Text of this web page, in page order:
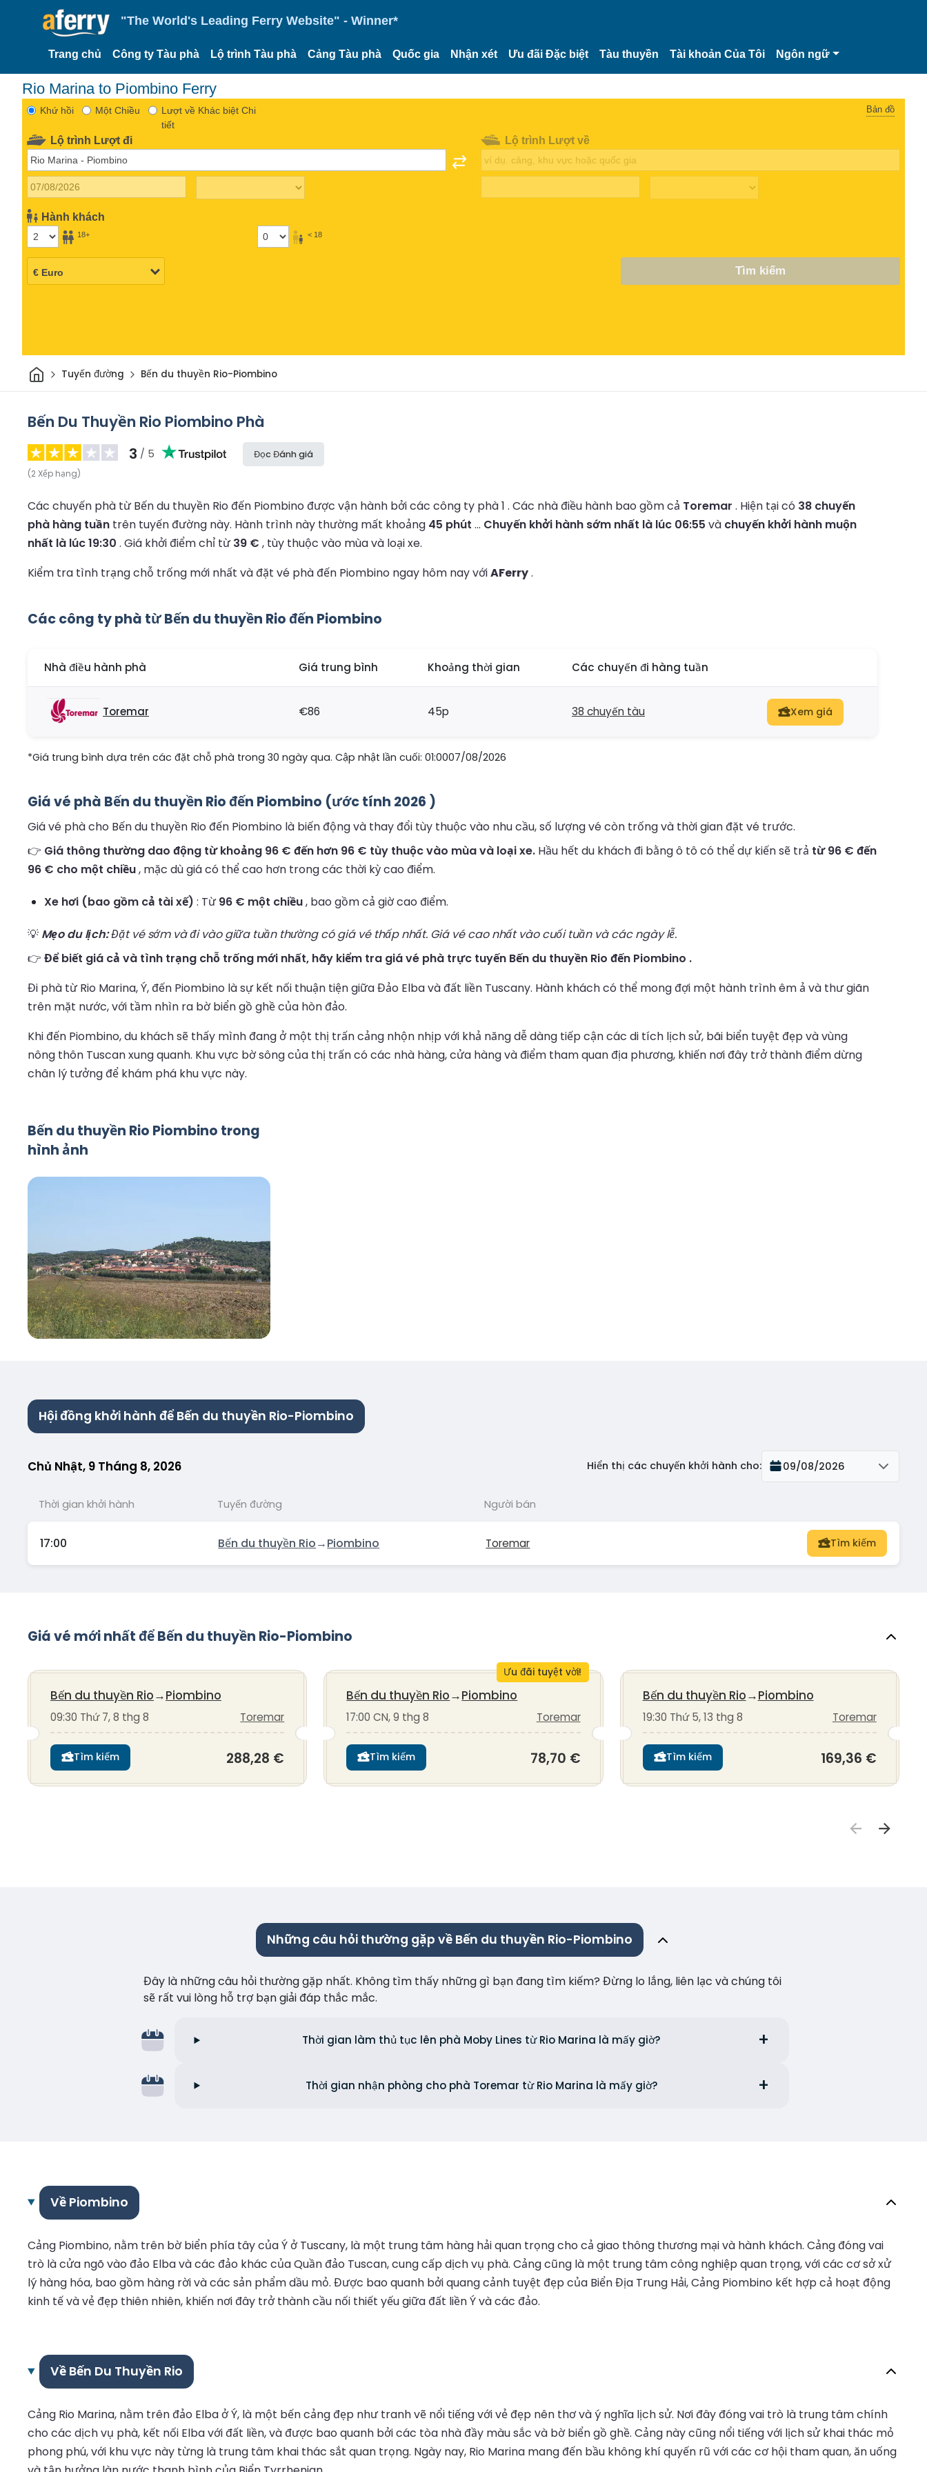
"The World's Leading Ferry Website" - Winner*
Trang chủ Công ty Tàu phà Lộ trình Tàu phà Cảng Tàu phà Quốc gia Nhận xét Ưu đãi Đặc biệt Tàu thuyền Tài khoản Của Tôi Ngôn ngữ
Rio Marina to Piombino Ferry
Khứ hồi Một Chiều
Lượt về Khác biệt Chi
tiết
Bản đồ
Lộ trình Lượt đi
Hành khách
18+ < 18
Lộ trình Lượt về
Tìm kiếm
Trang chủ
Tuyến đường Bến du thuyền Rio-Piombino
Bến Du Thuyền Rio Piombino Phà
3 / 5
(2Xếp hạng)
Đọc Đánh giá
Các chuyến phà từ Bến du thuyền Rio đến Piombino được vận hành bởi các công ty phà 1 . Các nhà điều hành bao gồm cả Toremar . Hiện tại có 38 chuyến
phà hàng tuần trên tuyến đường này. Hành trình này thường mất khoảng 45 phút ... Chuyến khởi hành sớm nhất là lúc 06:55 và chuyến khởi hành muộn
nhất là lúc 19:30 . Giá khởi điểm chỉ từ39 € , tùy thuộc vào mùa và loại xe.
Kiểm tra tình trạng chỗ trống mới nhất và đặt vé phà đến Piombino ngay hôm nay vớiAFerry.
Các công ty phà từ Bến du thuyền Rio đến Piombino
Nhà điều hành phà Giá trung bình Khoảng thời gian Các chuyến đi hàng tuần
Toremar €86 45p 38 chuyến tàu Xem giá
*Giá trung bình dựa trên các đặt chỗ phà trong 30 ngày qua. Cập nhật lần cuối: 01:0007/08/2026
Giá vé phà Bến du thuyền Rio đến Piombino (ước tính 2026 )
Giá vé phà cho Bến du thuyền Rio đến Piombino là biến động và thay đổi tùy thuộc vào nhu cầu, số lượng vé còn trống và thời gian đặt vé trước.
👉 Giá thông thường dao động từ khoảng 96 € đến hơn 96 € tùy thuộc vào mùa và loại xe. Hầu hết du khách đi bằng ô tô có thể dự kiến sẽ trả từ 96 € đến
96 € cho một chiều, mặc dù giá có thể cao hơn trong các thời kỳ cao điểm.
Xe hơi (bao gồm cả tài xế) : Từ96 € một chiều, bao gồm cả giờ cao điểm.
💡 Mẹo du lịch:Đặt vé sớm và đi vào giữa tuần thường có giá vé thấp nhất. Giá vé cao nhất vào cuối tuần và các ngày lễ.
👉 Để biết giá cả và tình trạng chỗ trống mới nhất, hãy kiểm tra giá vé phà trực tuyến Bến du thuyền Rio đến Piombino .
Đi phà từ Rio Marina, Ý, đến Piombino là sự kết nối thuận tiện giữa Đảo Elba và đất liền Tuscany. Hành khách có thể mong đợi một hành trình êm ả và thư giãn
trên mặt nước, với tầm nhìn ra bờ biển gồ ghề của hòn đảo.
Khi đến Piombino, du khách sẽ thấy mình đang ở một thị trấn cảng nhộn nhịp với khả năng dễ dàng tiếp cận các di tích lịch sử, bãi biển tuyệt đẹp và vùng
nông thôn Tuscan xung quanh. Khu vực bờ sông của thị trấn có các nhà hàng, cửa hàng và điểm tham quan địa phương, khiến nơi đây trở thành điểm dừng
chân lý tưởng để khám phá khu vực này.
Bến du thuyền Rio Piombino trong
hình ảnh
Hội đồng khởi hành để Bến du thuyền Rio-Piombino
Chủ Nhật, 9 Tháng 8, 2026 Hiển thị các chuyến khởi hành cho: 09/08/2026
Thời gian khởi hành Tuyến đường Người bán
17:00 Bến du thuyền Rio→Piombino Toremar Tìm kiếm
Giá vé mới nhất để Bến du thuyền Rio-Piombino
Bến du thuyền Rio→Piombino
09:30 Thứ 7, 8 thg 8 Toremar
Tìm kiếm 288,28 €
Ưu đãi tuyệt vời!
Bến du thuyền Rio→Piombino
17:00 CN, 9 thg 8 Toremar
Tìm kiếm 78,70 €
Bến du thuyền Rio→Piombino
19:30 Thứ 5, 13 thg 8 Toremar
Tìm kiếm 169,36 €
Những câu hỏi thường gặp về Bến du thuyền Rio-Piombino
Đây là những câu hỏi thường gặp nhất. Không tìm thấy những gì bạn đang tìm kiếm? Đừng lo lắng, liên lạc và chúng tôi
sẽ rất vui lòng hỗ trợ bạn giải đáp thắc mắc.
Thời gian làm thủ tục lên phà Moby Lines từ Rio Marina là mấy giờ?
Thời gian nhận phòng cho phà Toremar từ Rio Marina là mấy giờ?
Về Piombino
Cảng Piombino, nằm trên bờ biển phía tây của Ý ở Tuscany, là một trung tâm hàng hải quan trọng cho cả giao thông thương mại và hành khách. Cảng đóng vai
trò là cửa ngõ vào đảo Elba và các đảo khác của Quần đảo Tuscan, cung cấp dịch vụ phà. Cảng cũng là một trung tâm công nghiệp quan trọng, với các cơ sở xử
lý hàng hóa, bao gồm hàng rời và các sản phẩm dầu mỏ. Được bao quanh bởi quang cảnh tuyệt đẹp của Biển Địa Trung Hải, Cảng Piombino kết hợp cả hoạt động
kinh tế và vẻ đẹp thiên nhiên, khiến nơi đây trở thành cầu nối thiết yếu giữa đất liền Ý và các đảo.
Về Bến Du Thuyền Rio
Cảng Rio Marina, nằm trên đảo Elba ở Ý, là một bến cảng đẹp như tranh vẽ nổi tiếng với vẻ đẹp nên thơ và ý nghĩa lịch sử. Nơi đây đóng vai trò là trung tâm chính
cho các dịch vụ phà, kết nối Elba với đất liền, và được bao quanh bởi các tòa nhà đầy màu sắc và bờ biển gồ ghề. Cảng này cũng nổi tiếng với lịch sử khai thác mỏ
phong phú, với khu vực này từng là trung tâm khai thác sắt quan trọng. Ngày nay, Rio Marina mang đến bầu không khí quyến rũ với các cơ hội tham quan, ăn uống